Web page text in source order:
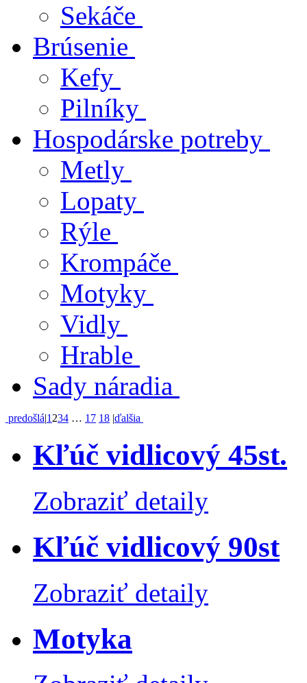
Sekáče
Brúsenie
Kefy
Pilníky
Hospodárske potreby
Metly
Lopaty
Rýle
Krompáče
Motyky
Vidly
Hrable
Sady náradia
predošlá|1 234 … 17 18 |ďalšia
Kľúč vidlicový 45st.
Zobraziť detaily
Kľúč vidlicový 90st
Zobraziť detaily
Motyka